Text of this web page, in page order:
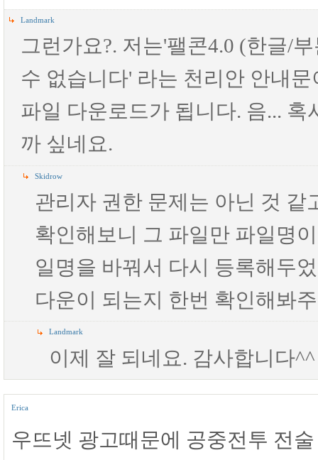
Landmark
그런가요?. 저는'팰콘4.0 (한글/
수 없습니다' 라는 천리안 안내
파일 다운로드가 됩니다. 음...
까 싶네요.
Skidrow
관리자 권한 문제는 아닌 것 같
확인해보니 그 파일만 파일명
일명을 바꿔서 다시 등록해두
다운이 되는지 한번 확인해봐
Landmark
이제 잘 되네요. 감사합니다^^
Erica
우뜨넷 광고때문에 공중전투 전